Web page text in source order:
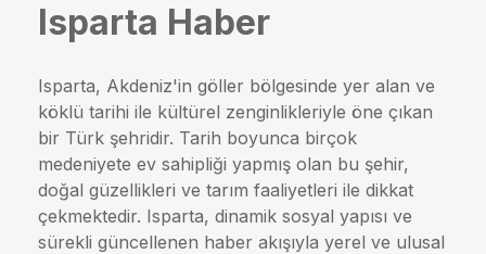
Isparta Haber
Isparta, Akdeniz'in göller bölgesinde yer alan ve
köklü tarihi ile kültürel zenginlikleriyle öne çıkan
bir Türk şehridir. Tarih boyunca birçok
medeniyete ev sahipliği yapmış olan bu şehir,
doğal güzellikleri ve tarım faaliyetleri ile dikkat
çekmektedir. Isparta, dinamik sosyal yapısı ve
sürekli güncellenen haber akışıyla yerel ve ulusal